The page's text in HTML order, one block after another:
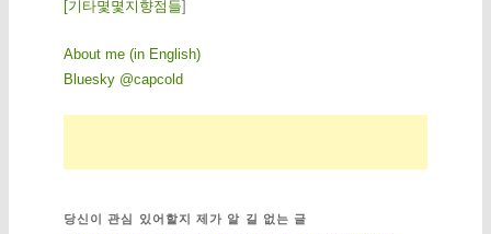
[기 타몇 몇 지 향점 들]
About me (in English)
Bluesky @capcold
당신이 관심 있어할지 제가 알 길 없는 글